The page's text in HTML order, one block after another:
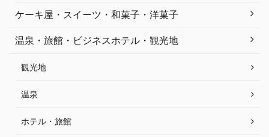
ケーキ屋・スイーツ・和菓子・洋菓子
温泉・旅館・ビジネスホテル・観光地
観光地
温泉
ホテル・旅館